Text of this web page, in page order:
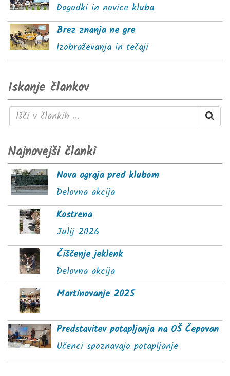
Dogodki in novice kluba
Brez znanja ne gre
Izobraževanja in tečaji
Iskanje člankov
Najnovejši članki
Nova ograja pred klubom
Delovna akcija
Kostrena
Julij 2026
Čiščenje jeklenk
Delovna akcija
Martinovanje 2025
Predstavitev potapljanja na OŠ Čepovan
Učenci spoznavajo potapljanje